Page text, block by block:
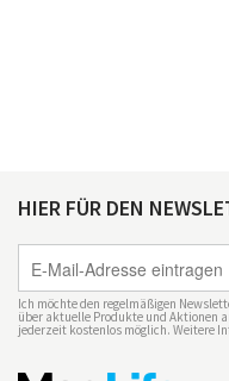
HIER FÜR DEN
Ich möchte den regelmäßigen
über aktuelle Produkte und Aktionen
jederzeit kostenlos möglich. Weitere